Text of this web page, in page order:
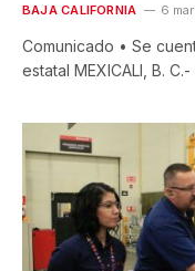
BAJA CALIFORNIA 6
Comunicado • Se
estatal MEXICALI, B.